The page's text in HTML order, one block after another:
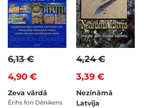
4,90 €
6,13 €
Zeva vārdā
Ērihs fon Dēnikens
3,39 €
4,24 €
Nezināmā
Latvija